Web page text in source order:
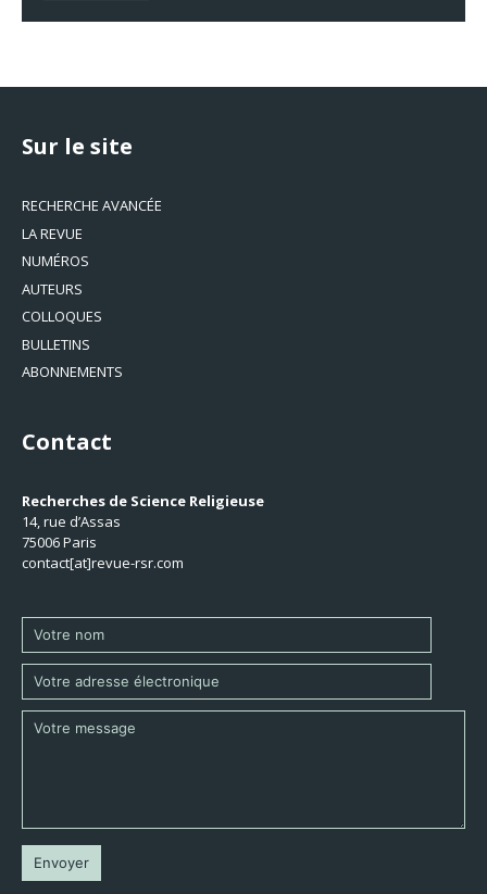
Sur le site
RECHERCHE AVANCÉE
LA REVUE
NUMÉROS
AUTEURS
COLLOQUES
BULLETINS
ABONNEMENTS
Contact
Recherches de Science Religieuse
14, rue d’Assas
75006 Paris
contact[at]revue-rsr.com